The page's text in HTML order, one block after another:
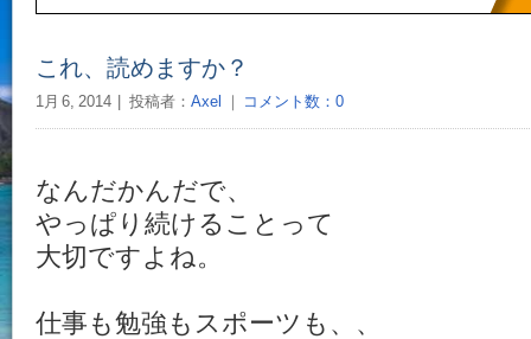
これ、読めますか？
1月 6, 2014 投稿者：Axel ｜ コメント数：0
なんだかんだで、
やっぱり続けることって
大切ですよね。
仕事も勉強もスポーツも、、